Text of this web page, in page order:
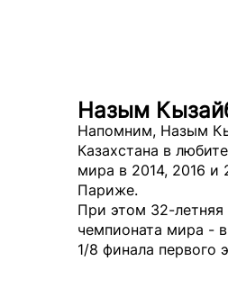
Назым
Напомним, Назым
Казахстана в
мира в 2014, 2016 и
Париже.
При этом 32-летняя
чемпионата мира -
1/8 финала первого